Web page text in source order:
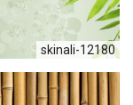
skinali-12180